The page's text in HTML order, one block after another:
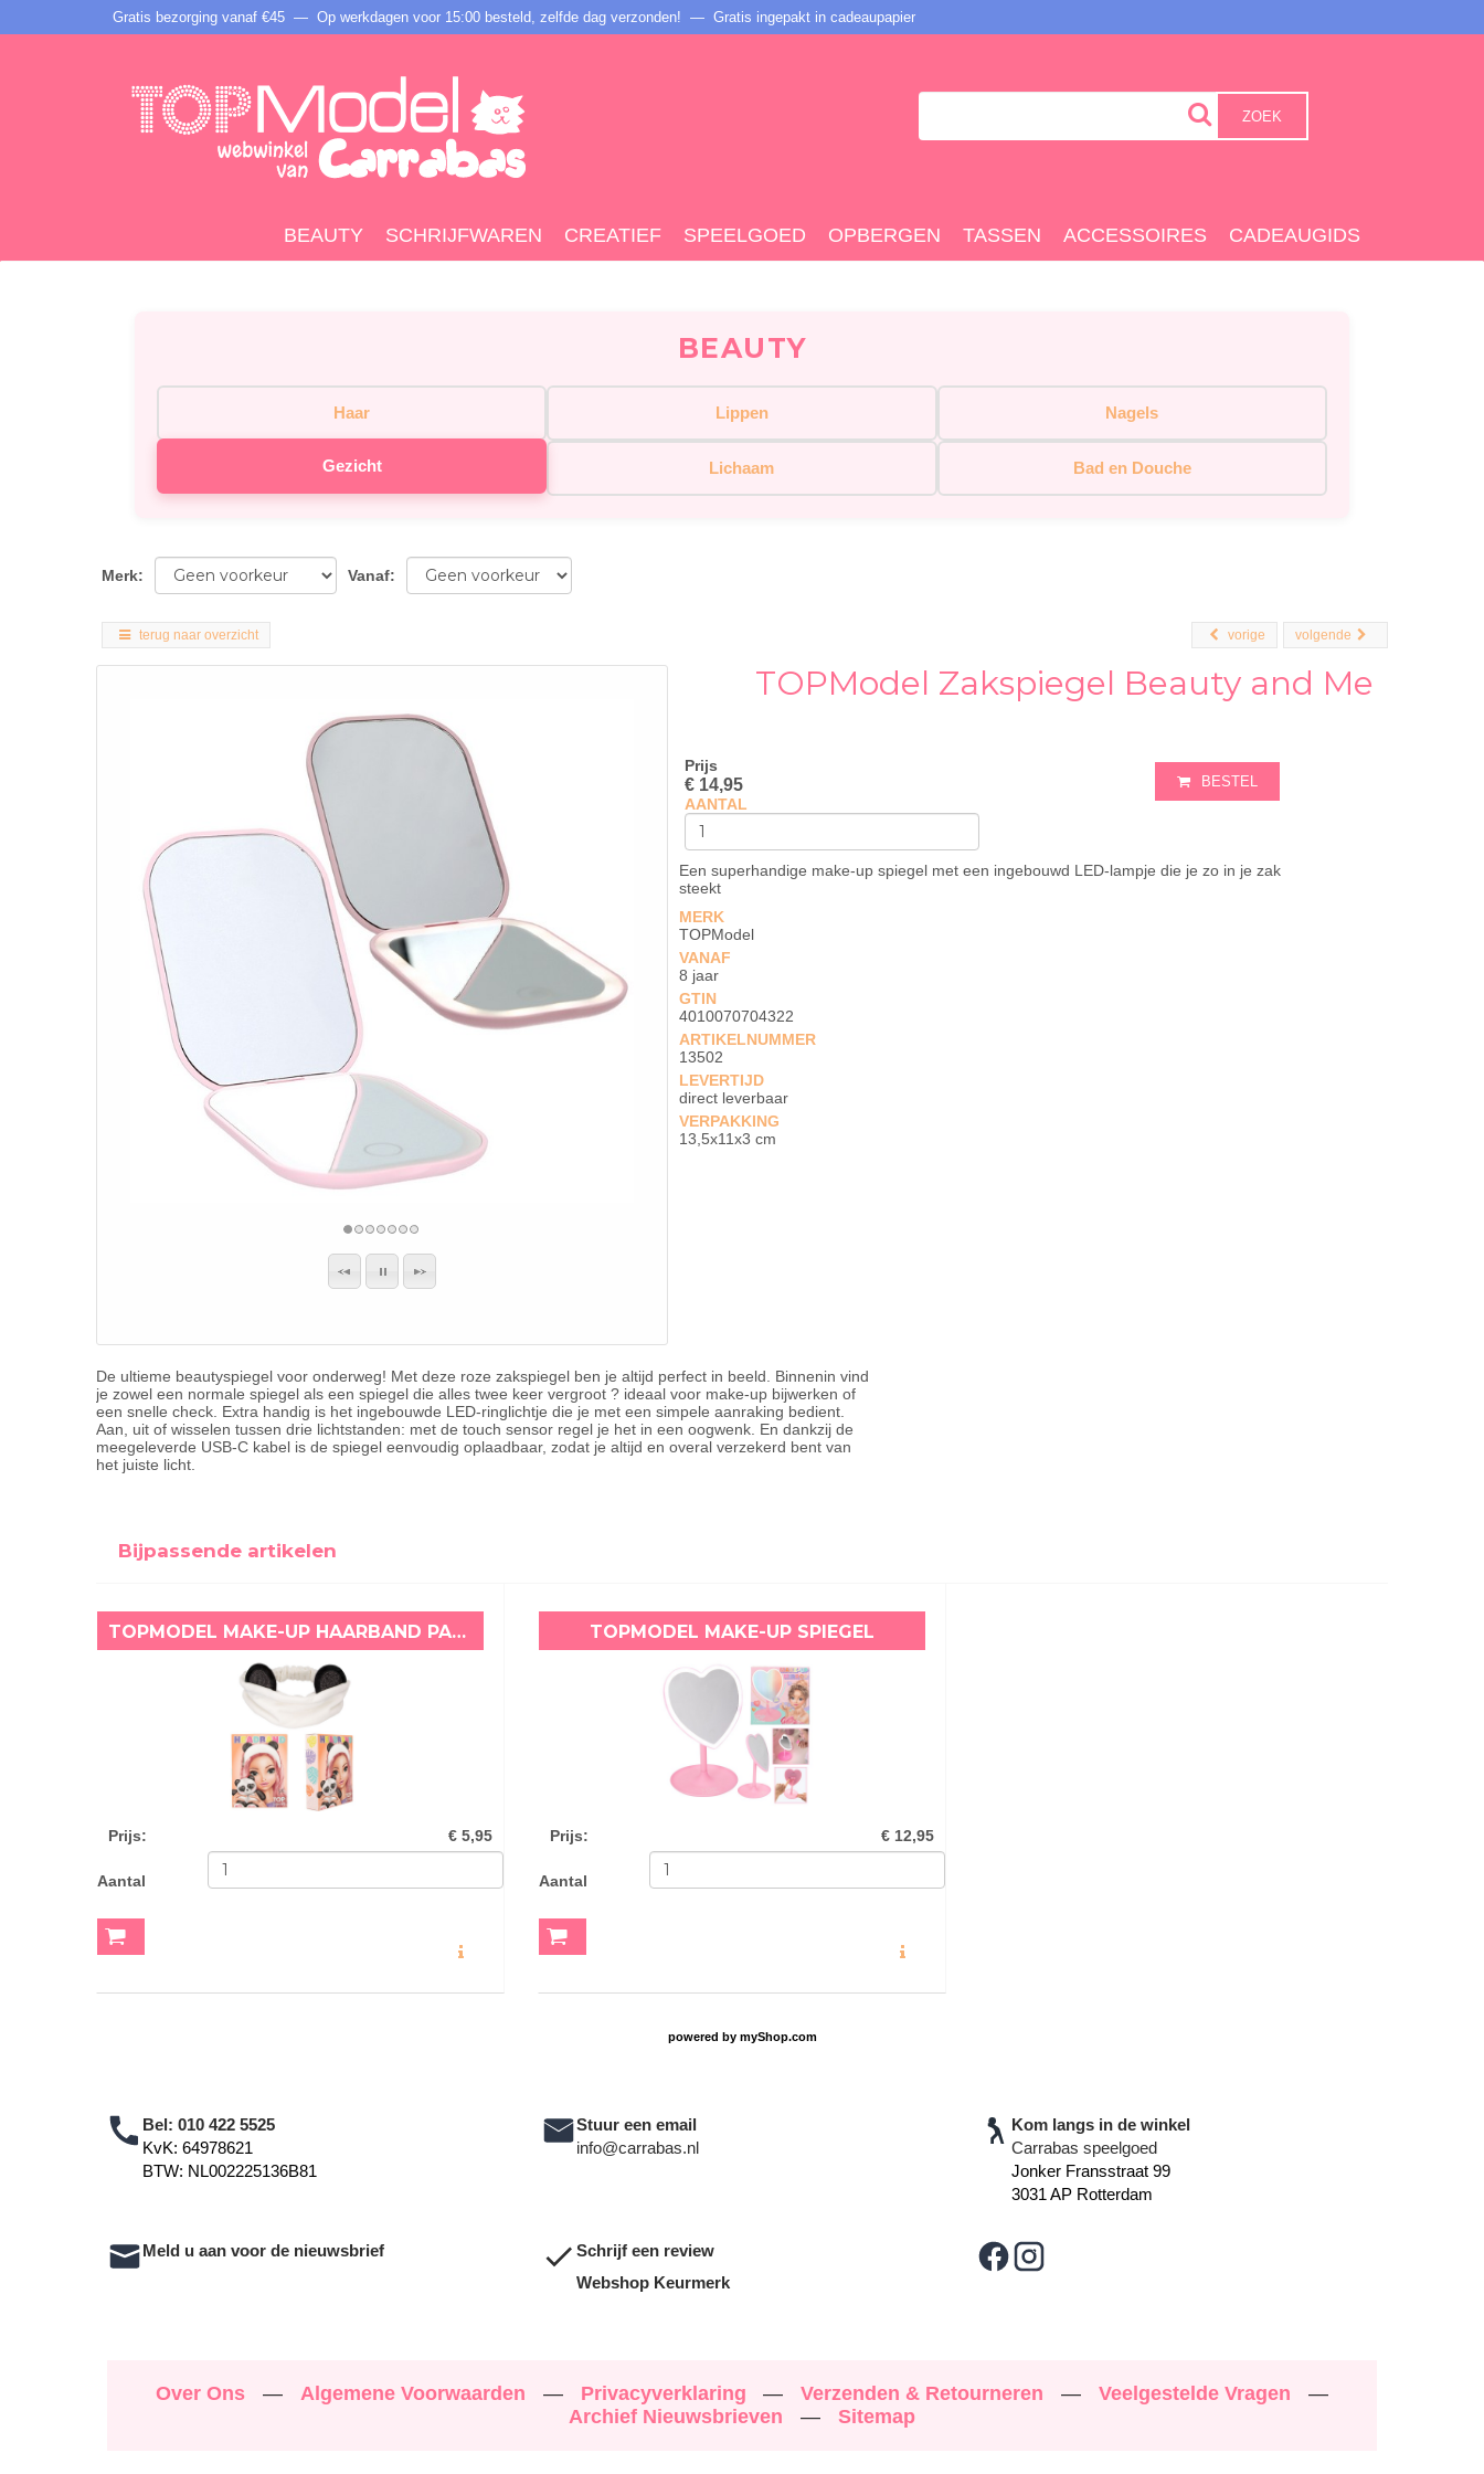
Gratis bezorging vanaf €45 — Op werkdagen voor 15:00 besteld, zelfde dag verzonden! — Gratis ingepakt in cadeaupapier
ZOEK
BEAUTY SCHRIJFWAREN CREATIEF SPEELGOED OPBERGEN TASSEN ACCESSOIRES CADEAUGIDS
BEAUTY
Haar Lippen Nagels
Gezicht Lichaam Bad en Douche
Merk: Vanaf:
terug naar overzicht volgende
vorige
TOPModel Zakspiegel Beauty and Me
Prijs
€ 14,95
AANTAL
BESTEL
Een superhandige make-up spiegel met een ingebouwd LED-lampje die je zo in je zak
steekt
MERK
TOPModel
VANAF
8 jaar
GTIN
4010070704322
ARTIKELNUMMER
13502
LEVERTIJD
direct leverbaar
VERPAKKING
13,5x11x3 cm
De ultieme beautyspiegel voor onderweg! Met deze roze zakspiegel ben je altijd perfect in beeld. Binnenin vind
je zowel een normale spiegel als een spiegel die alles twee keer vergroot ? ideaal voor make-up bijwerken of
een snelle check. Extra handig is het ingebouwde LED-ringlichtje die je met een simpele aanraking bedient.
Aan, uit of wisselen tussen drie lichtstanden: met de touch sensor regel je het in een oogwenk. En dankzij de
meegeleverde USB-C kabel is de spiegel eenvoudig oplaadbaar, zodat je altijd en overal verzekerd bent van
het juiste licht.
Bijpassende artikelen
TOPMODEL MAKE-UP HAARBAND PANDA
Prijs: € 5,95
Aantal
TOPMODEL MAKE-UP SPIEGEL
Prijs: € 12,95
Aantal
powered by myShop.com
Bel: 010 422 5525
KvK: 64978621
BTW: NL002225136B81
Stuur een email
info@carrabas.nl
Kom langs in de winkel
Carrabas speelgoed
Jonker Fransstraat 99
3031 AP Rotterdam
Meld u aan voor de nieuwsbrief
Schrijf een review
Webshop Keurmerk
Over Ons — Algemene Voorwaarden — Privacyverklaring — Verzenden & Retourneren — Veelgestelde Vragen
—
Archief Nieuwsbrieven
— Sitemap